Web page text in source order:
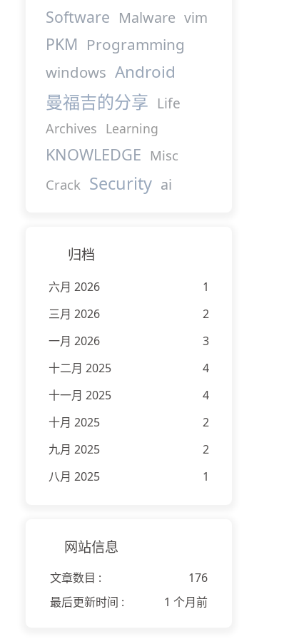
Software Malware vim
PKM Programming
windows Android
曼福吉的分享 Life
Archives Learning
KNOWLEDGE Misc
Crack Security ai
归档
六月 2026
1
三月 2026
2
一月 2026
3
十二月 2025
4
十一月 2025
4
十月 2025
2
九月 2025
2
八月 2025
1
网站信息
文章数目 :
176
最后更新时间 :
1 个月前